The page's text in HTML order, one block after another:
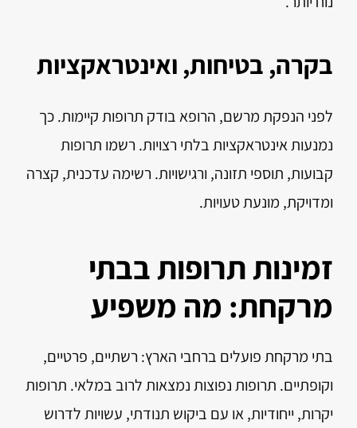
בקרה, בטיחות, ואינטראקציות
לפני הנפקת מרשם, הרופא בודק תרופות קיימות. כך
נמנעות אינטראקציות בלתי רצויות. רשמו תרופות
קבועות, תוספי תזונה, ורגישויות. רשימה עדכנית, קצרה
ומדויקת, מונעת טעויות.
זמינות תרופות בבתי
מרקחת: מה משפיע
בתי מרקחת פועלים ברחבי הארץ: רשתיים, פרטיים,
וקופתיים. תרופות נפוצות נמצאות לרוב במלאי. תרופות
יקרות, ייחודיות, או עם ביקוש תנודתי, עשויות לדרוש